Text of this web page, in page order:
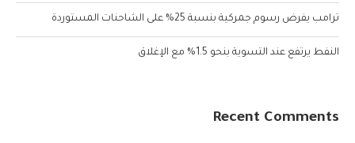
ترامب يفرض رسوم جمركية بنسبة 25% على الشاحنات المستوردة
النفط يرتفع عند التسوية بنحو 1.5% مع الإغلاق
Recent Comments